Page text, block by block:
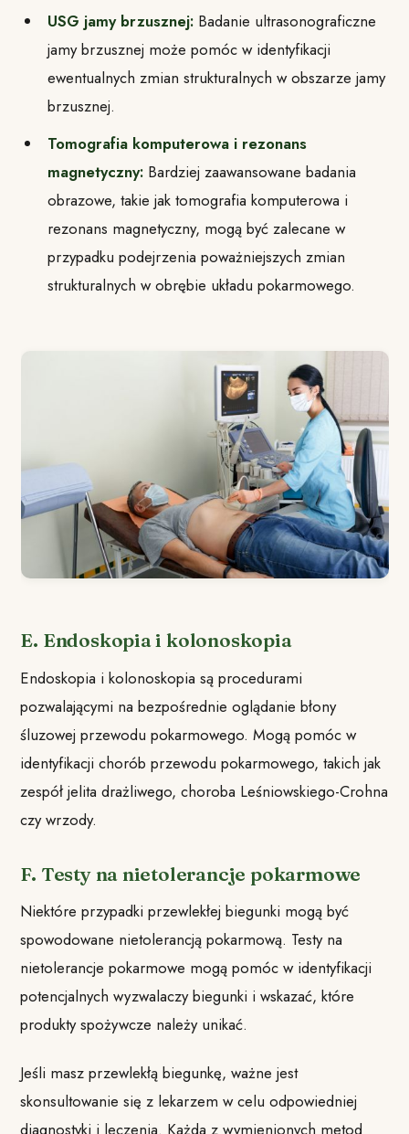
USG jamy brzusznej:Badanie ultrasonograficzne
jamy brzusznej może pomóc w identyfikacji
ewentualnych zmian strukturalnych w obszarze jamy
brzusznej.
Tomografia komputerowa i rezonans
magnetyczny:Bardziej zaawansowane badania
obrazowe, takie jak tomografia komputerowa i
rezonans magnetyczny, mogą być zalecane w
przypadku podejrzenia poważniejszych zmian
strukturalnych w obrębie układu pokarmowego.
E. Endoskopia i kolonoskopia
Endoskopia i kolonoskopia są procedurami
pozwalającymi na bezpośrednie oglądanie błony
śluzowej przewodu pokarmowego. Mogą pomóc w
identyfikacji chorób przewodu pokarmowego, takich jak
zespół jelita drażliwego, choroba Leśniowskiego-Crohna
czy wrzody.
F. Testy na nietolerancje pokarmowe
Niektóre przypadki przewlekłej biegunki mogą być
spowodowane nietolerancją pokarmową. Testy na
nietolerancje pokarmowe mogą pomóc w identyfikacji
potencjalnych wyzwalaczy biegunki i wskazać, które
produkty spożywcze należy unikać.
Jeśli masz przewlekłą biegunkę, ważne jest
skonsultowanie się z lekarzem w celu odpowiedniej
diagnostyki i leczenia. Każda z wymienionych metod